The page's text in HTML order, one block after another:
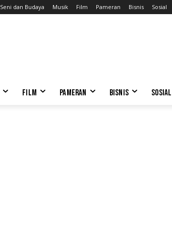
Seni dan Budaya Musik Film Pameran Bisnis Sosial
FILM PAMERAN BISNIS SOSIAL